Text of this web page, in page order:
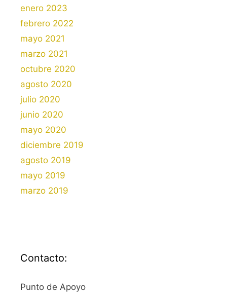
enero 2023
febrero 2022
mayo 2021
marzo 2021
octubre 2020
agosto 2020
julio 2020
junio 2020
mayo 2020
diciembre 2019
agosto 2019
mayo 2019
marzo 2019
Contacto:
Punto de Apoyo